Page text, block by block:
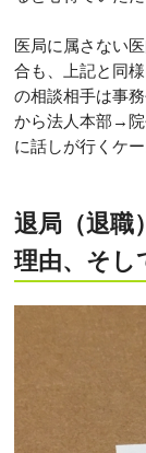
医局に属さない
合も、上記と同
の相談相手は事
から法人本部→院
に話しが行くケ
退局（退職
理由、そし